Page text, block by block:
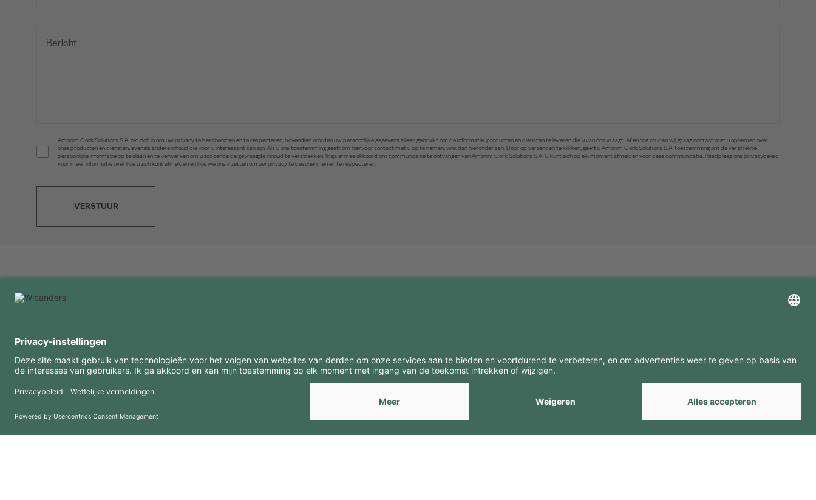
Amorim Cork Solutions S.A. zet zich in om uw privacy te beschermen en te respecteren, bovendien worden uw persoonlijke gegevens alleen gebruikt om de informatie, producten en diensten te leveren die u van ons vraagt. Af en toe zouden wij graag contact met u opnemen over
onze producten en diensten, evenals andere inhoud die voor u interessant kan zijn. Als u ons toestemming geeft om hiervoor contact met u op te nemen, vink dan hieronder aan. Door op verzenden te klikken, geeft u Amorim Cork Solutions S.A. toestemming om de verstrekte
persoonlijke informatie op te slaan en te verwerken om u zodoende de gevraagde inhoud te verstrekken. Ik ga ermee akkoord om communicatie te ontvangen van Amorim Cork Solutions S.A. U kunt zich op elk moment afmelden voor deze communicatie. Raadpleeg ons privacybeleid
voor meer informatie over hoe u zich kunt afmelden en hoe we ons inzetten om uw privacy te beschermen en te respecteren.
VERSTUUR
FAQ
Gebruiksvoorwaarden
Privacybeleid
Downloads
Copyright 2026 © Amorim Cork Solutions. All rights reserved. byWebcomum